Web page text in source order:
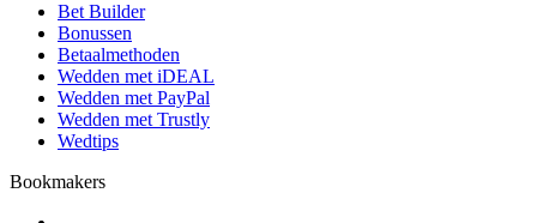
Bet Builder
Bonussen
Betaalmethoden
Wedden met iDEAL
Wedden met PayPal
Wedden met Trustly
Wedtips
Bookmakers